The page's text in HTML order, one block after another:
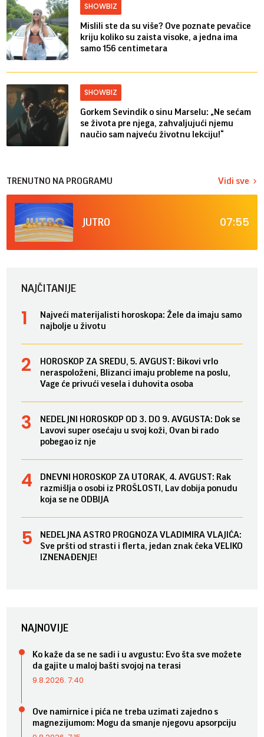
SHOWBIZ
Mislili ste da su više? Ove poznate pevačice
kriju koliko su zaista visoke, a jedna ima
samo 156 centimetara
SHOWBIZ
Gorkem Sevindik o sinu Marselu: „Ne sećam
se života pre njega, zahvaljujući njemu
naučio sam najveću životnu lekciju!“
TRENUTNO NA PROGRAMU Vidi sve
JUTRO 07:55
NAJČITANIJE
Najveći materijalisti horoskopa: Žele da imaju samo
najbolje u životu
HOROSKOP ZA SREDU, 5. AVGUST: Bikovi vrlo
neraspoloženi, Blizanci imaju probleme na poslu,
Vage će privući vesela i duhovita osoba
NEDELJNI HOROSKOP OD 3. DO 9. AVGUSTA: Dok se
Lavovi super osećaju u svoj koži, Ovan bi rado
pobegao iz nje
DNEVNI HOROSKOP ZA UTORAK, 4. AVGUST: Rak
razmišlja o osobi iz PROŠLOSTI, Lav dobija ponudu
koja se ne ODBIJA
NEDELJNA ASTRO PROGNOZA VLADIMIRA VLAJIĆA:
Sve pršti od strasti i flerta, jedan znak čeka VELIKO
IZNENAĐENJE!
NAJNOVIJE
Ko kaže da se ne sadi i u avgustu: Evo šta sve možete
da gajite u maloj bašti svojoj na terasi
9.8.2026. 7:40
Ove namirnice i pića ne treba uzimati zajedno s
magnezijumom: Mogu da smanje njegovu apsorpciju